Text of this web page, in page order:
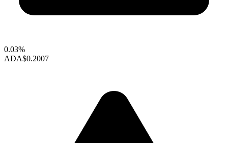
0.03%
ADA$0.2007